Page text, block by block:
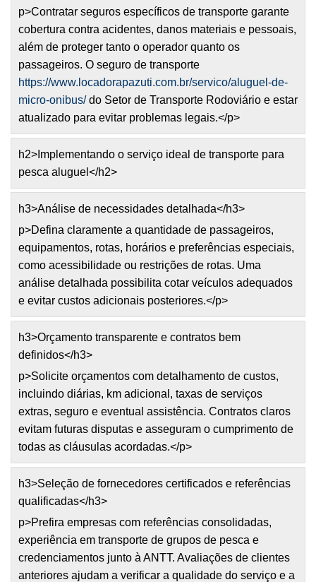
p>Contratar seguros específicos de transporte garante
cobertura contra acidentes, danos materiais e pessoais,
além de proteger tanto o operador quanto os
passageiros. O seguro de transporte
https://www.locadorapazuti.com.br/servico/aluguel-de-
micro-onibus/do Setor de Transporte Rodoviário e estar
atualizado para evitar problemas legais.</p>
h2>Implementando o serviço ideal de transporte para
pesca aluguel</h2>
h3>Análise de necessidades detalhada</h3>
p>Defina claramente a quantidade de passageiros,
equipamentos, rotas, horários e preferências especiais,
como acessibilidade ou restrições de rotas. Uma
análise detalhada possibilita cotar veículos adequados
e evitar custos adicionais posteriores.</p>
h3>Orçamento transparente e contratos bem
definidos</h3>
p>Solicite orçamentos com detalhamento de custos,
incluindo diárias, km adicional, taxas de serviços
extras, seguro e eventual assistência. Contratos claros
evitam futuras disputas e asseguram o cumprimento de
todas as cláusulas acordadas.</p>
h3>Seleção de fornecedores certificados e referências
qualificadas</h3>
p>Prefira empresas com referências consolidadas,
experiência em transporte de grupos de pesca e
credenciamentos junto à ANTT. Avaliações de clientes
anteriores ajudam a verificar a qualidade do serviço e a